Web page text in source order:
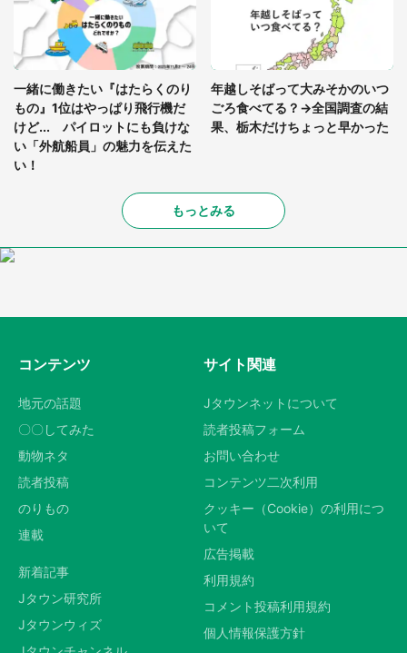
一緒に働きたい『はたらくのり
もの』1位はやっぱり飛行機だ
けど... パイロットにも負けな
い「外航船員」の魅力を伝えた
い！
年越しそばって大みそかのいつ
ごろ食べてる？→全国調査の結
果、栃木だけちょっと早かった
もっとみる
コンテンツ
地元の話題
〇〇してみた
動物ネタ
読者投稿
のりもの
連載
新着記事
Jタウン研究所
Jタウンウィズ
サイト関連
Jタウンネットについて
読者投稿フォーム
お問い合わせ
コンテンツ二次利用
クッキー（Cookie）の利用につ
いて
広告掲載
利用規約
コメント投稿利用規約
個人情報保護方針